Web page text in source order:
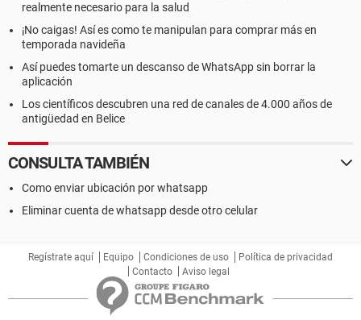
realmente necesario para la salud
¡No caigas! Así es como te manipulan para comprar más en
temporada navideña
Así puedes tomarte un descanso de WhatsApp sin borrar la
aplicación
Los científicos descubren una red de canales de 4.000 años de
antigüedad en Belice
CONSULTA TAMBIÉN
Como enviar ubicación por whatsapp
Eliminar cuenta de whatsapp desde otro celular
Regístrate aquí Equipo Condiciones de uso
Política de privacidad
Contacto
Aviso legal